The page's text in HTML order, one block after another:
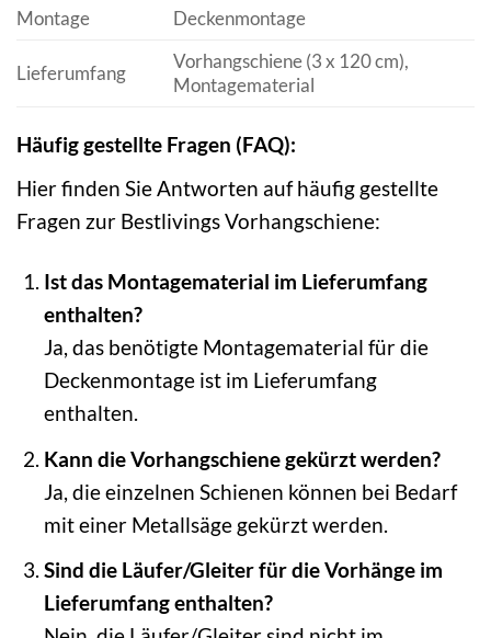
Montage
Deckenmontage
Lieferumfang
Vorhangschiene (3 x 120 cm),
Montagematerial
Häufig gestellte Fragen (FAQ):
Hier finden Sie Antworten auf häufig gestellte
Fragen zur Bestlivings Vorhangschiene:
Ist das Montagematerial im Lieferumfang
enthalten?
Ja, das benötigte Montagematerial für die
Deckenmontage ist im Lieferumfang
enthalten.
Kann die Vorhangschiene gekürzt werden?
Ja, die einzelnen Schienen können bei Bedarf
mit einer Metallsäge gekürzt werden.
Sind die Läufer/Gleiter für die Vorhänge im
Lieferumfang enthalten?